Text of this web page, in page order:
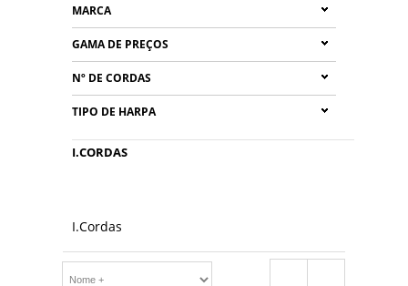
MARCA
GAMA DE PREÇOS
Nº DE CORDAS
TIPO DE HARPA
I.CORDAS
I.Cordas